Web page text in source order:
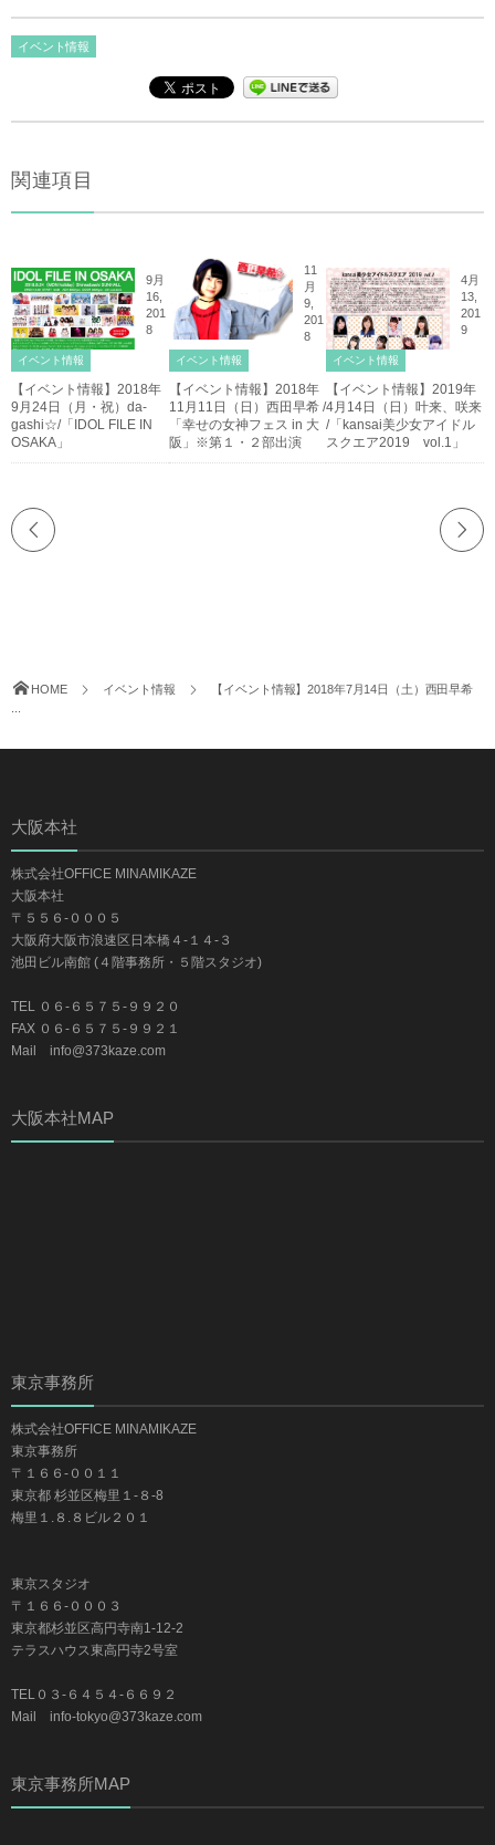
イベント情報
関連項目
9月
16,
201
8
イベント情報
【イベント情報】2018年
9月24日（月・祝）da-
gashi☆/「IDOL FILE IN
OSAKA」
11
月
9,
201
8
イベント情報
【イベント情報】2018年
11月11日（日）西田早希 /
「幸せの女神フェス in 大
阪」※第１・２部出演
4月
13,
201
9
イベント情報
【イベント情報】2019年
4月14日（日）叶来、咲来
/「kansai美少女アイドル
スクエア2019 vol.1」
HOME イベント情報
【イベント情報】2018年7月14日（土）西田早希
大阪本社
株式会社OFFICE MINAMIKAZE
大阪本社
〒５５６-０００５
大阪府大阪市浪速区日本橋４-１４-３
池田ビル南館 (４階事務所・５階スタジオ)
TEL ０６-６５７５-９９２０
FAX ０６-６５７５-９９２１
Mail info@373kaze.com
大阪本社MAP
東京事務所
株式会社OFFICE MINAMIKAZE
東京事務所
〒１６６-００１１
東京都 杉並区梅里１-８-8
梅里１.８.８ビル２０１
東京スタジオ
〒１６６-０００３
東京都杉並区高円寺南1-12-2
テラスハウス東高円寺2号室
TEL０３-６４５４-６６９２
Mail info-tokyo@373kaze.com
東京事務所MAP